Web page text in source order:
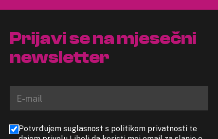
Prijavi se na mjesečni
newsletter
Potvrđujem suglasnost s politikom privatnosti te